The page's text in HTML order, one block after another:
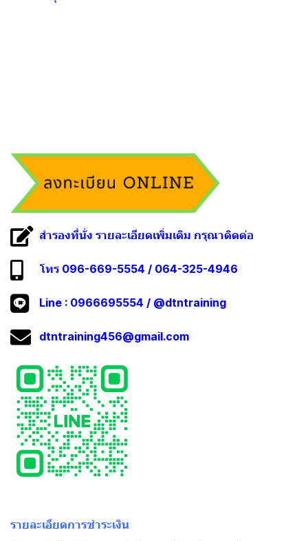
สำรองที่นั่ง รายละเอียดเพิ่มเติม กรุณาติดต่อ
โทร 096-669-5554 / 064-325-4946
Line : 0966695554 / @dtntraining
dtntraining456@gmail.com
รายละเอียดการชำระเงิน